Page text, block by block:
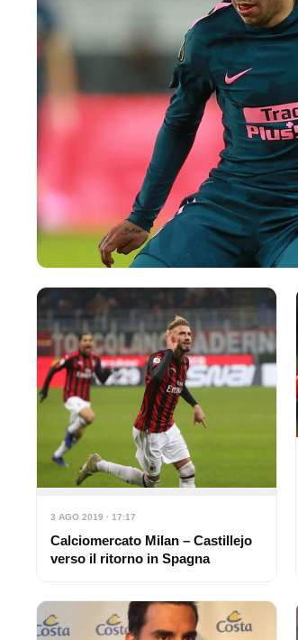
3 AGO 2019 · 17:17
Calciomercato Milan – Castillejo
verso il ritorno in Spagna